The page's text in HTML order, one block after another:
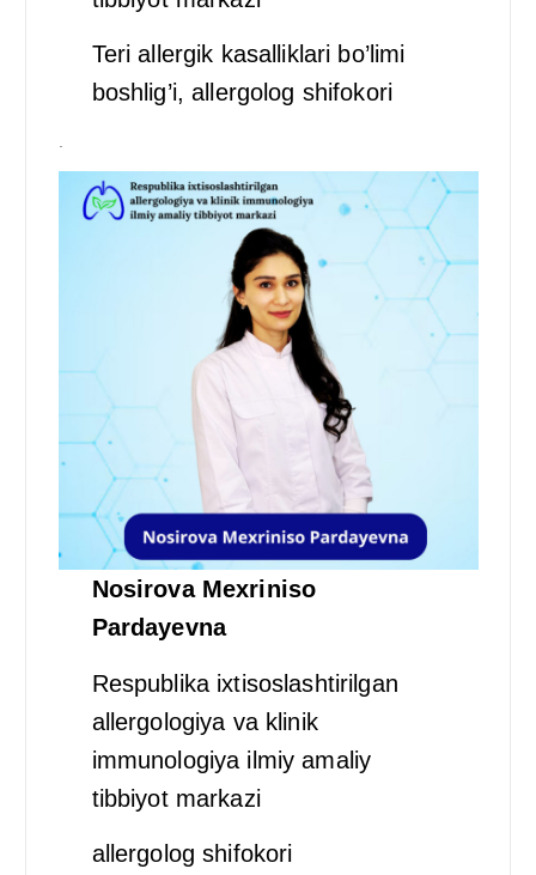
Teri allergik kasalliklari bo’limi
boshlig’i, allergolog shifokori
Nosirova Mexriniso
Pardayevna
Respublika ixtisoslashtirilgan
allergologiya va klinik
immunologiya ilmiy amaliy
tibbiyot markazi
allergolog shifokori